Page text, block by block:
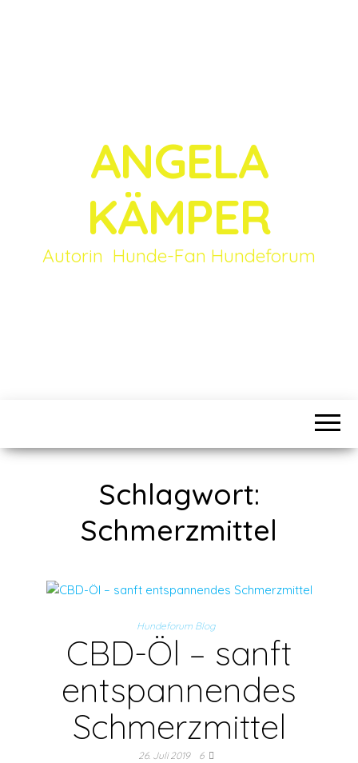
ANGELA
KÄMPER
Autorin Hunde-Fan Hundeforum
Schlagwort:
Schmerzmittel
Hundeforum Blog
CBD-Öl – sanft
entspannendes
Schmerzmittel
26. Juli 2019 6